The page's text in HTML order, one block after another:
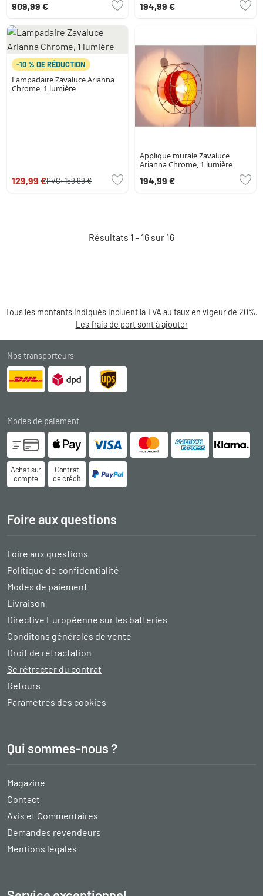
909,99 € 194,99 €
-10 % DE RÉDUCTION
Lampadaire Zavaluce Arianna
Chrome, 1 lumière
129,99 €PVC:159,99 €
Applique murale Zavaluce
Arianna Chrome, 1 lumière
194,99 €
Résultats 1 - 16 sur 16
Tous les montants indiqués incluent la TVA au taux en vigeur de 20%.
Les frais de port sont à ajouter
Nos transporteurs
Modes de paiement
Achat sur
compte
Contrat
de crédit
Foire aux questions
Foire aux questions
Politique de confidentialité
Modes de paiement
Livraison
Directive Européenne sur les batteries
Conditons générales de vente
Droit de rétractation
Se rétracter du contrat
Retours
Paramètres des cookies
Qui sommes-nous ?
Magazine
Contact
Avis et Commentaires
Demandes revendeurs
Mentions légales